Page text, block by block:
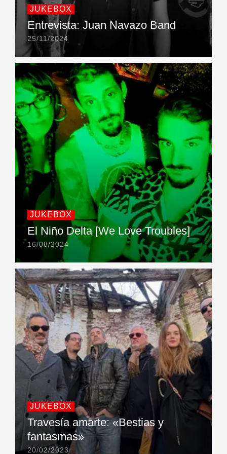
JUKEBOX
Entrevista: Juan Navazo Band
25/11/2024
JUKEBOX
El Niño Delta [We Love Troubles]
16/08/2024
JUKEBOX
Travesía amarte: «Bestias y
fantasmas»
20/02/2023